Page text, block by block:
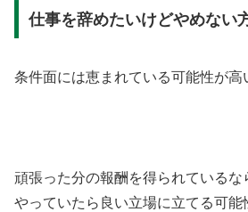
仕事を辞めたいけどやめない
条件面には恵まれている可能性が高
頑張った分の報酬を得られているな
やっていたら良い立場に立てる可能